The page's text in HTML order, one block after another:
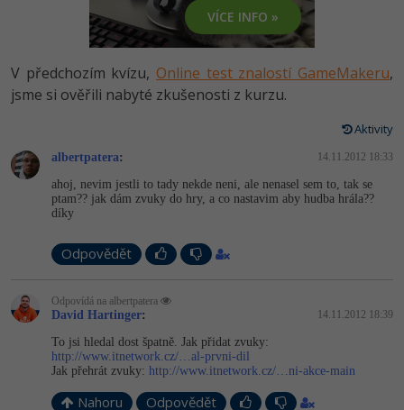
HTML5, CSS3, Bootstrap, SEO
SQL a databáze
UML a návrhové vzory
React
Spring
Best practices
PHP
JavaScript
HTML / CSS
UML a návrhové vzory
MySQL/MariaDB
SQLite
Vývojář mobilních aplikací
C# Game developer
Tester
Grafik / UX/UI návrhář
3D grafik
Projektový manažer
Databázový analytik
Python -80%
-80%
PHP -80%
Swift -80%
C -80%
VB.NET
SQL
Návrh SW -80%
VÍCE INFO »
V předchozím kvízu, Online test znalostí GameMakeru,
jsme si ověřili nabyté zkušenosti z kurzu.
Aktivity
albertpatera: 14.11.2012 18:33
ahoj, nevim jestli to tady nekde neni, ale nenasel sem to, tak se
ptam?? jak dám zvuky do hry, a co nastavim aby hudba hrála??
díky
Odpovědět
Odpovídá na albertpatera
David Hartinger: 14.11.2012 18:39
To jsi hledal dost špatně. Jak přidat zvuky:
http://www.itnetwork.cz/…al-prvni-dil
Jak přehrát zvuky: http://www.itnetwork.cz/…ni-akce-main
Nahoru Odpovědět